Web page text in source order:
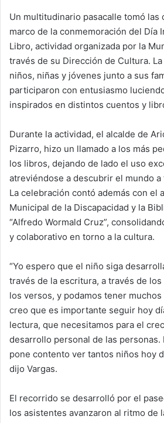
Un multitudinario pasacalle tomó las
marco de la conmemoración del Día
Libro, actividad organizada por la
través de su Dirección de Cultura.
niños, niñas y jóvenes junto a sus
participaron con entusiasmo
inspirados en distintos cuentos y
Durante la actividad, el alcalde de
Pizarro, hizo un llamado a los más
los libros, dejando de lado el uso
atreviéndose a descubrir el mundo a
La celebración contó además con el
Municipal de la Discapacidad y la
“Alfredo Wormald Cruz”,
y colaborativo en torno a la cultura.
“Yo espero que el niño siga
través de la escritura, a través de
los versos, y podamos tener muchos
creo que es importante seguir hoy
lectura, que necesitamos para el
desarrollo personal de las personas.
pone contento ver tantos niños hoy
dijo Vargas.
El recorrido se desarrolló por el
los asistentes avanzaron al ritmo de